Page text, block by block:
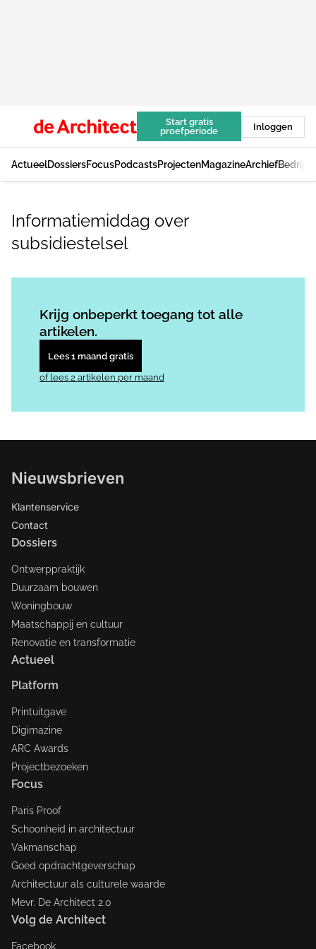
Start gratis
proefperiode
Inloggen
ActueelDossiersFocusPodcastsProjectenMagazineArchief
Informatiemiddag over
subsidiestelsel
Krijg onbeperkt toegang tot alle
artikelen.
Lees 1 maand gratis
of lees 2 artikelen per maand
Nieuwsbrieven
Klantenservice
Contact
Dossiers
Ontwerppraktijk
Duurzaam bouwen
Woningbouw
Maatschappij en cultuur
Renovatie en transformatie
Actueel
Platform
Printuitgave
Digimazine
ARC Awards
Projectbezoeken
Focus
Paris Proof
Schoonheid in architectuur
Vakmanschap
Goed opdrachtgeverschap
Architectuur als culturele waarde
Mevr. De Architect 2.0
Volg de Architect
Facebook